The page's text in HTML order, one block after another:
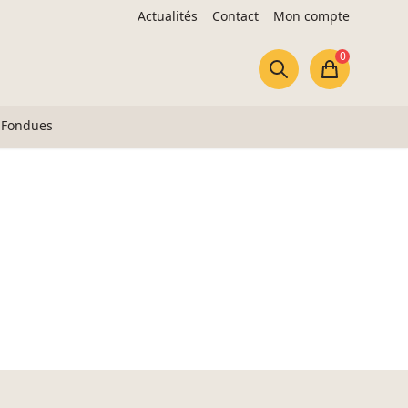
Actualités Contact Mon compte
Panier
0
Fondues